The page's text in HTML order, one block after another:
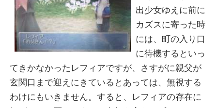
出少女ゆえに前に
カズスに寄った時
には、町の入り口
に待機するといっ
てきかなかったレフィアですが、さすがに親父が
玄関口まで迎えにきているとあっては、無視する
わけにもいきません。すると、レフィアの存在に